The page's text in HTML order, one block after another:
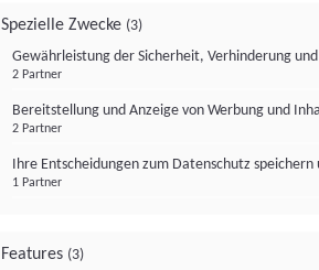
Spezielle Zwecke (3)
Gewährleistung der Sicherheit, Verhinderung
2 Partner
Bereitstellung und Anzeige von Werbung und
2 Partner
Ihre Entscheidungen zum Datenschutz
1 Partner
Features (3)